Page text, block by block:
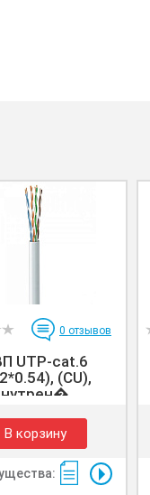
0 отзывов
UTP-cat.6
(CU),
В корзину